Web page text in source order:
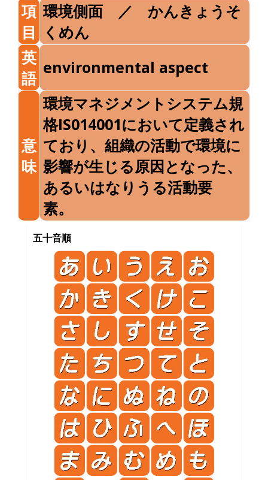
項
目
環境側面 ／ かんきょうそ
くめん
英
語
environmental aspect
意
味
環境マネジメントシステム規
格IS014001において定義され
ており、組織の活動で環境に
影響が生じる原因となった、
あるいはなりうる活動要
素。
五十音順